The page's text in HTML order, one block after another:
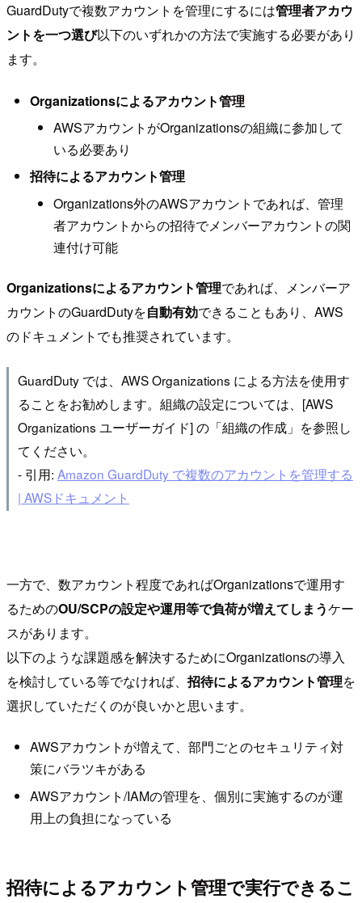
GuardDutyで複数アカウントを管理にするには管理者アカウ
ントを一つ選び以下のいずれかの方法で実施する必要があり
ます。
Organizationsによるアカウント管理
AWSアカウントがOrganizationsの組織に参加して
いる必要あり
招待によるアカウント管理
Organizations外のAWSアカウントであれば、管理
者アカウントからの招待でメンバーアカウントの関
連付け可能
Organizationsによるアカウント管理であれば、メンバーア
カウントのGuardDutyを自動有効できることもあり、AWS
のドキュメントでも推奨されています。
GuardDuty では、AWS Organizations による方法を使用す
ることをお勧めします。組織の設定については、[AWS
Organizations ユーザーガイド] の「組織の作成」を参照し
てください。
- 引用: Amazon GuardDuty で複数のアカウントを管理する
| AWSドキュメント
一方で、数アカウント程度であればOrganizationsで運用す
るためのOU/SCPの設定や運用等で負荷が増えてしまうケー
スがあります。
以下のような課題感を解決するためにOrganizationsの導入
を検討している等でなければ、 招待によるアカウント管理を
選択していただくのが良いかと思います。
AWSアカウントが増えて、部門ごとのセキュリティ対
策にバラツキがある
AWSアカウント/IAMの管理を、個別に実施するのが運
用上の負担になっている
招待によるアカウント管理で実行できるこ